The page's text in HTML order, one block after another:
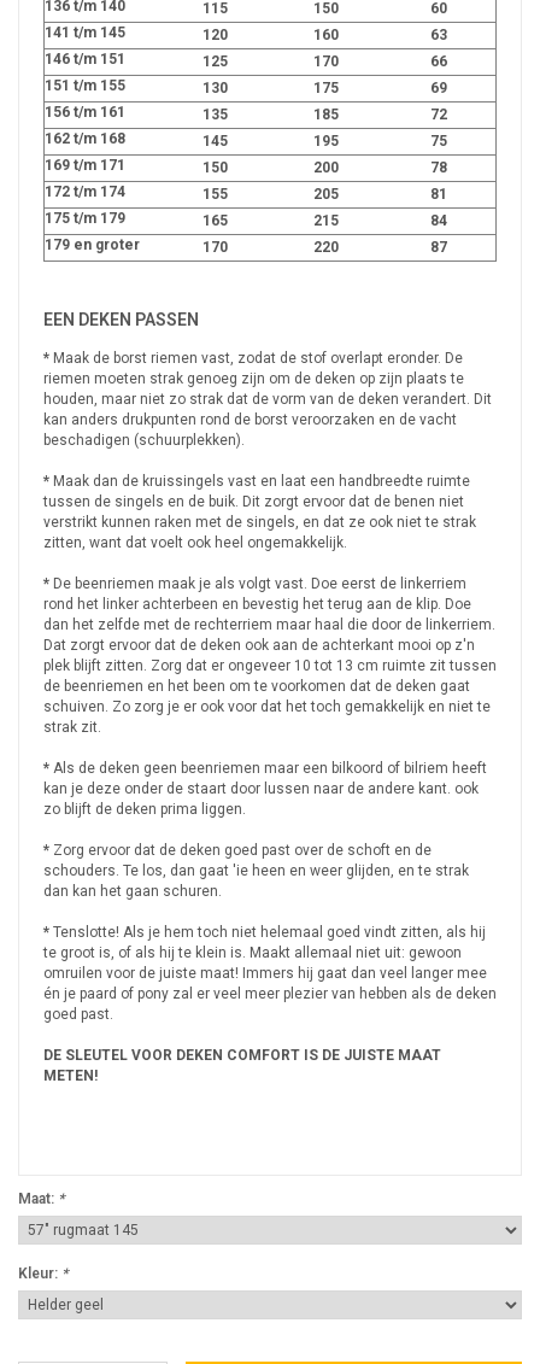
136 t/m 140 115 150
60
141 t/m 145
120 160
63
146 t/m 151
125 170
66
151 t/m 155
130 175
69
156 t/m 161
135 185
72
162 t/m 168
145 195
75
169 t/m 171
150 200
78
172 t/m 174
155 205
81
175 t/m 179
165 215
84
179 en groter
170 220 87
EEN DEKEN PASSEN
* Maak de borst riemen vast, zodat de stof overlapt eronder. De
riemen moeten strak genoeg zijn om de deken op zijn plaats te
houden, maar niet zo strak dat de vorm van de deken verandert. Dit
kan anders drukpunten rond de borst veroorzaken en de vacht
beschadigen (schuurplekken).
* Maak dan de kruissingels vast en laat een handbreedte ruimte
tussen de singels en de buik. Dit zorgt ervoor dat de benen niet
verstrikt kunnen raken met de singels, en dat ze ook niet te strak
zitten, want dat voelt ook heel ongemakkelijk.
* De beenriemen maak je als volgt vast. Doe eerst de linkerriem
rond het linker achterbeen en bevestig het terug aan de klip. Doe
dan het zelfde met de rechterriem maar haal die door de linkerriem.
Dat zorgt ervoor dat de deken ook aan de achterkant mooi op z'n
plek blijft zitten. Zorg dat er ongeveer 10 tot 13 cm ruimte zit tussen
de beenriemen en het been om te voorkomen dat de deken gaat
schuiven. Zo zorg je er ook voor dat het toch gemakkelijk en niet te
strak zit.
* Als de deken geen beenriemen maar een bilkoord of bilriem heeft
kan je deze onder de staart door lussen naar de andere kant. ook
zo blijft de deken prima liggen.
* Zorg ervoor dat de deken goed past over de schoft en de
schouders. Te los, dan gaat 'ie heen en weer glijden, en te strak
dan kan het gaan schuren.
* Tenslotte! Als je hem toch niet helemaal goed vindt zitten, als hij
te groot is, of als hij te klein is. Maakt allemaal niet uit: gewoon
omruilen voor de juiste maat! Immers hij gaat dan veel langer mee
én je paard of pony zal er veel meer plezier van hebben als de deken
goed past.
DE SLEUTEL VOOR DEKEN COMFORT IS DE JUISTE MAAT
METEN!
Maat: *
Kleur: *